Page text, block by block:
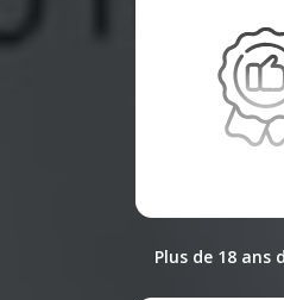
Plus de 18 ans